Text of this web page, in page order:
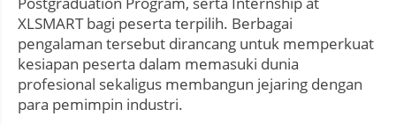
XLSMART bagi peserta terpilih. Berbagai
pengalaman tersebut dirancang untuk memperkuat
kesiapan peserta dalam memasuki dunia
profesional sekaligus membangun jejaring dengan
para pemimpin industri.